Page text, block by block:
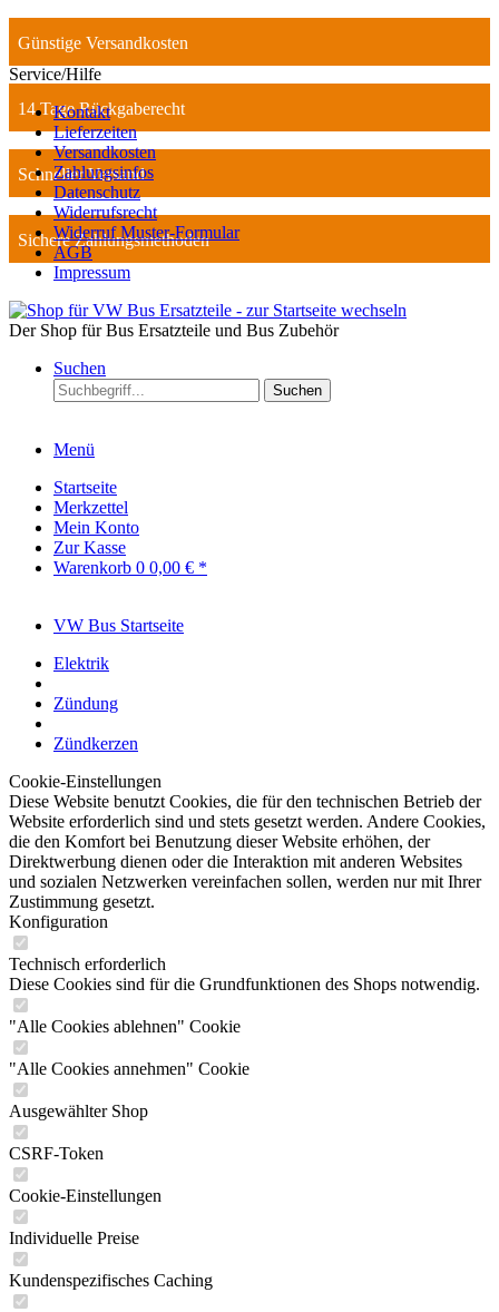
Günstige Versandkosten
14 Tage Rückgaberecht
Schneller Versand
Sichere Zahlungsmethoden
Service/Hilfe
Kontakt
Lieferzeiten
Versandkosten
Zahlungsinfos
Datenschutz
Widerrufsrecht
Widerruf Muster-Formular
AGB
Impressum
Der Shop für Bus Ersatzteile und Bus Zubehör
Suchen
Suchen
Menü
Startseite
Merkzettel
Mein Konto
Zur Kasse
Warenkorb 0 0,00 € *
VW Bus Startseite
Elektrik
Zündung
Zündkerzen
Cookie-Einstellungen
Diese Website benutzt Cookies, die für den technischen Betrieb der
Website erforderlich sind und stets gesetzt werden. Andere Cookies,
die den Komfort bei Benutzung dieser Website erhöhen, der
Direktwerbung dienen oder die Interaktion mit anderen Websites
und sozialen Netzwerken vereinfachen sollen, werden nur mit Ihrer
Zustimmung gesetzt.
Konfiguration
Technisch erforderlich
Diese Cookies sind für die Grundfunktionen des Shops notwendig.
"Alle Cookies ablehnen" Cookie
"Alle Cookies annehmen" Cookie
Ausgewählter Shop
CSRF-Token
Cookie-Einstellungen
Individuelle Preise
Kundenspezifisches Caching